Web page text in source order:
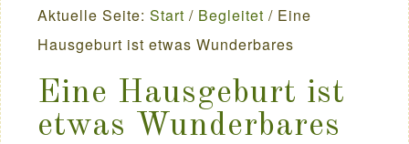
Aktuelle Seite:Start / Begleitet / Eine
Hausgeburt ist etwas Wunderbares
Eine Hausgeburt ist
etwas Wunderbares